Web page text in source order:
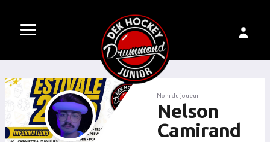
Nom du joueur
Nelson
Camirand